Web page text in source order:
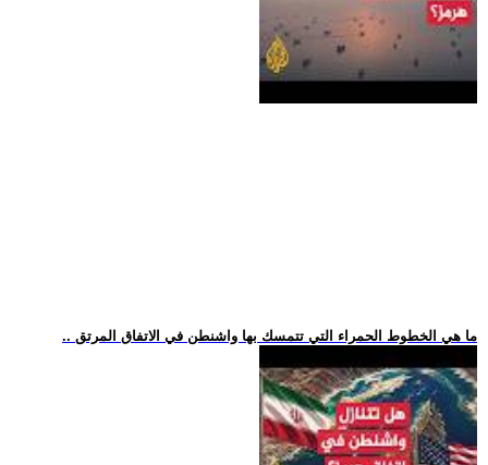
.. ما هي الخطوط الحمراء التي تتمسك بها واشنطن في الاتفاق المرتق